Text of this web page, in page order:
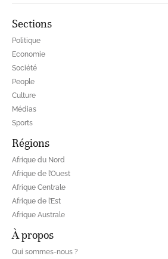
Sections
Politique
Economie
Société
People
Culture
Médias
Sports
Régions
Afrique du Nord
Afrique de l’Ouest
Afrique Centrale
Afrique de l’Est
Afrique Australe
À propos
Qui sommes-nous ?